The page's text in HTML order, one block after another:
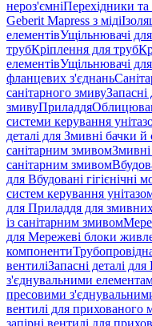
нероз'ємніПерехідники та
Geberit Mapress з міді
елементівУщільнювачі для
трубКріплення для труб
елементівУщільнювачі
фланцевих з'єднань
санітарного змивуЗапасні
змивуПриладдя
системи керування
деталі для Змивні бачки
санітарним змивом
санітарним змивом
для Вбудовані гігієнічні
систем керування
для Приладдя для
із санітарним змивом
для Мережеві блоки
компоненти
вентиліЗапасні деталі для
з'єднувальними
пресовими
вентилі для прихованого
запірні вентилі для